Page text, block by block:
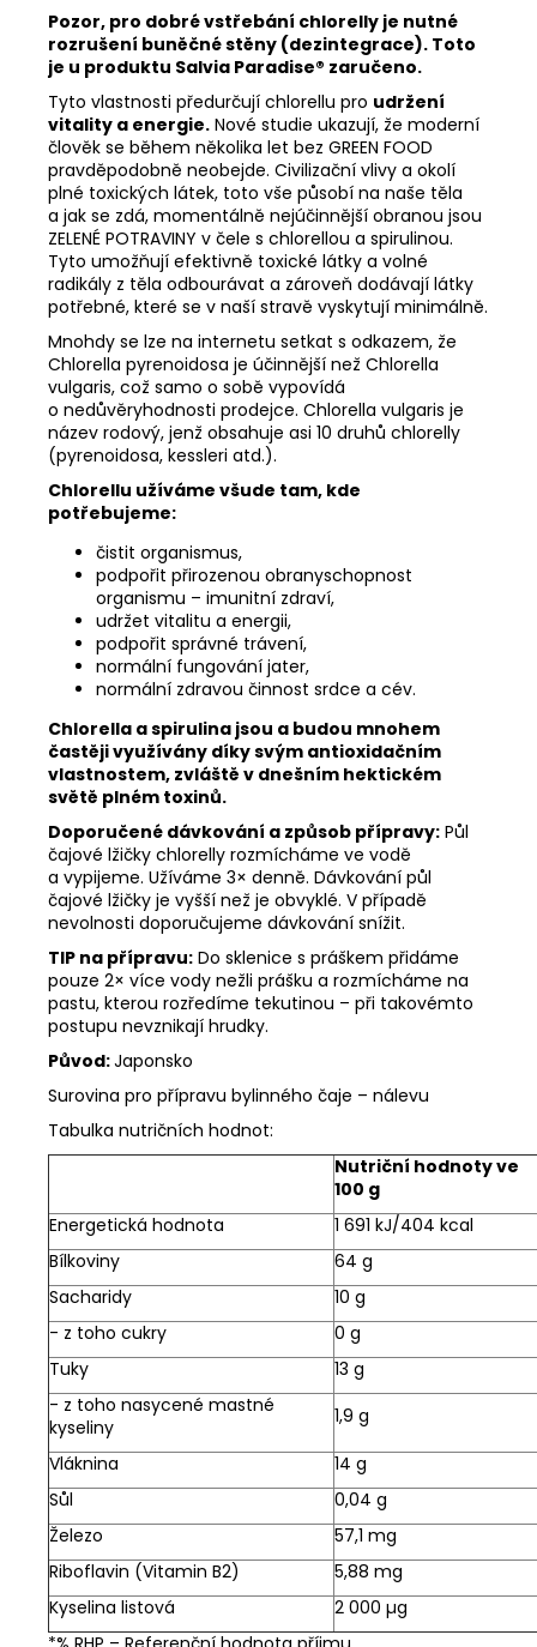
Pozor, pro dobré vstřebání chlorelly je nutné
rozrušení buněčné stěny (dezintegrace). Toto
je u produktu Salvia Paradise® zaručeno.
Tyto vlastnosti předurčují chlorellu pro udržení
vitality a energie. Nové studie ukazují, že moderní
člověk se během několika let bez GREEN FOOD
pravděpodobně neobejde. Civilizační vlivy a okolí
plné toxických látek, toto vše působí na naše těla
a jak se zdá, momentálně nejúčinnější obranou jsou
ZELENÉ POTRAVINY v čele s chlorellou a spirulinou.
Tyto umožňují efektivně toxické látky a volné
radikály z těla odbourávat a zároveň dodávají látky
potřebné, které se v naší stravě vyskytují minimálně.
Mnohdy se lze na internetu setkat s odkazem, že
Chlorella pyrenoidosa je účinnější než Chlorella
vulgaris, což samo o sobě vypovídá
o nedůvěryhodnosti prodejce. Chlorella vulgaris je
název rodový, jenž obsahuje asi 10 druhů chlorelly
(pyrenoidosa, kessleri atd.).
Chlorellu užíváme všude tam, kde
potřebujeme:
čistit organismus,
podpořit přirozenou obranyschopnost
organismu – imunitní zdraví,
udržet vitalitu a energii,
podpořit správné trávení,
normální fungování jater,
normální zdravou činnost srdce a cév.
Chlorella a spirulina jsou a budou mnohem
častěji využívány díky svým antioxidačním
vlastnostem, zvláště v dnešním hektickém
světě plném toxinů.
Doporučené dávkování a způsob přípravy: Půl
čajové lžičky chlorelly rozmícháme ve vodě
a vypijeme. Užíváme 3× denně. Dávkování půl
čajové lžičky je vyšší než je obvyklé. V případě
nevolnosti doporučujeme dávkování snížit.
TIP na přípravu: Do sklenice s práškem přidáme
pouze 2× více vody nežli prášku a rozmícháme na
pastu, kterou rozředíme tekutinou – při takovémto
postupu nevznikají hrudky.
Původ:Japonsko
Surovina pro přípravu bylinného čaje – nálevu
Tabulka nutričních hodnot:
Nutriční hodnoty ve
100 g
Energetická hodnota
1 691 kJ/404 kcal
Bílkoviny
64 g
Sacharidy
10 g
- z toho cukry
0 g
Tuky
13 g
- z toho nasycené mastné
kyseliny
1,9 g
Vláknina
14 g
Sůl
0,04 g
Železo
57,1 mg
Riboflavin (Vitamin B2)
5,88 mg
Kyselina listová
2 000 µg